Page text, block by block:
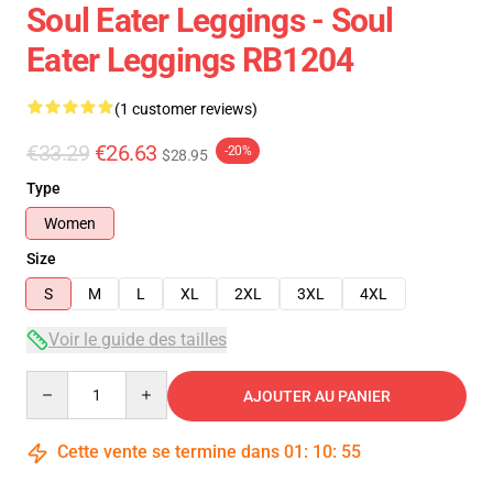
Soul Eater Leggings - Soul
Eater Leggings RB1204
(1 customer reviews)
€33.29 €26.63 $28.95 -20%
Type
Women
Size
S
M L XL 2XL 3XL 4XL
Voir le guide des tailles
AJOUTER AU PANIER
Cette vente se termine dans 01 : 10: 54